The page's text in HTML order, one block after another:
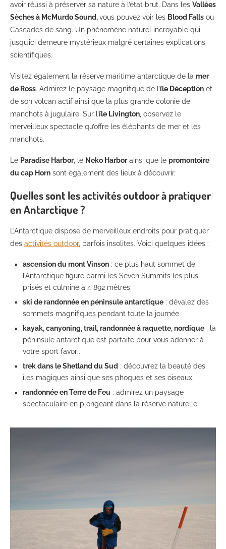
avoir réussi à préserver sa nature à l’état brut. Dans les Vallées
Sèches à McMurdo Sound,vous pouvez voir les Blood Falls ou
Cascades de sang. Un phénomène naturel incroyable qui
jusqu’ici demeure mystérieux malgré certaines explications
scientifiques.
Visitez également la réserve maritime antarctique de la mer
de Ross. Admirez le paysage magnifique de l’île Déception et
de son volcan actif ainsi que la plus grande colonie de
manchots à jugulaire. Sur l’île Livington, observez le
merveilleux spectacle qu’offre les éléphants de mer et les
manchots.
Le Paradise Harbor, le Neko Harborainsi que le promontoire
du cap Horn sont également des lieux à découvrir.
Quelles sont les activités outdoor à pratiquer
en Antarctique ?
L’Antarctique dispose de merveilleux endroits pour pratiquer
des activités outdoor, parfois insolites. Voici quelques idées :
ascension du mont Vinson : ce plus haut sommet de
l’Antarctique figure parmi les Seven Summits les plus
prisés et culmine à 4 892 mètres.
ski de randonnée en péninsule antarctique : dévalez des
sommets magnifiques pendant toute la journée
kayak, canyoning, trail, randonnée à raquette, nordique : la
péninsule antarctique est parfaite pour vous adonner à
votre sport favori.
trek dans le Shetland du Sud : découvrez la beauté des
îles magiques ainsi que ses phoques et ses oiseaux.
randonnée en Terre de Feu : admirez un paysage
spectaculaire en plongeant dans la réserve naturelle.